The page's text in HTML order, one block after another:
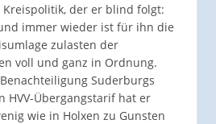
Kreispolitik, der er blind folgt:
immer wieder ist für ihn die
zulasten der
voll und ganz in Ordnung.
Suderburgs
HVV-Übergangstarif hat er
wie in Holxen zu Gunsten